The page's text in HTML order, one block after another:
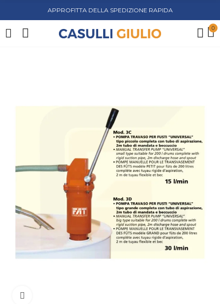
APPROFITTA DELLA SPEDIZIONE RAPIDA
0